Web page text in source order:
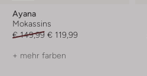
Ayana
Mokassins
€ 149,99 € 119,99
+ mehr farben